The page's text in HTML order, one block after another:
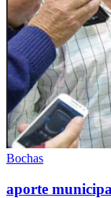
Bochas
aporte